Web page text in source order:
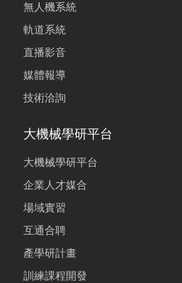
無人機系統
軌道系統
直播影音
媒體報導
技術洽詢
大機械學研平台
大機械學研平台
企業人才媒合
場域實習
互通合聘
產學研計畫
訓練課程開發